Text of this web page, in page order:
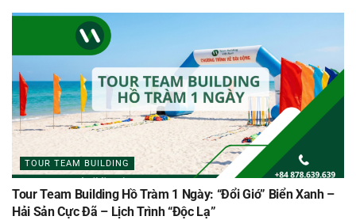
TOUR TEAM BUILDING
Tour Team Building Hồ Tràm 1 Ngày: “Đổi Gió” Biển Xanh –
Hải Sản Cực Đã – Lịch Trình “Độc Lạ”